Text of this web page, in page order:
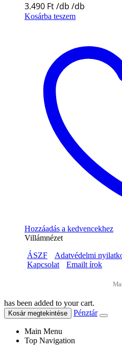
3.490 Ft
Kosárba teszem
Hozzáadás a kedvencekhez
Villámnézet
ÁSZF
Adatvédelmi
Kapcsolat
Emailt írok
has been added to your cart.
Kosár megtekintése Pénztár
Main Menu
Top Navigation